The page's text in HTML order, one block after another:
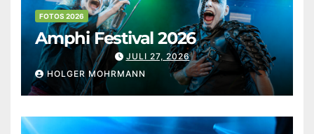
FOTOS 2026
Amphi Festival 2026
JULI 27, 2026
HOLGER MOHRMANN